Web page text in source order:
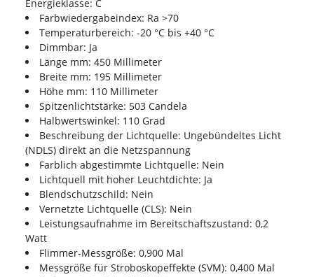
Energieklasse: C
Farbwiedergabeindex: Ra >70
Temperaturbereich: -20 °C bis +40 °C
Dimmbar: Ja
Länge mm: 450 Millimeter
Breite mm: 195 Millimeter
Höhe mm: 110 Millimeter
Spitzenlichtstärke: 503 Candela
Halbwertswinkel: 110 Grad
Beschreibung der Lichtquelle: Ungebündeltes Licht
(NDLS) direkt an die Netzspannung
Farblich abgestimmte Lichtquelle: Nein
Lichtquell mit hoher Leuchtdichte: Ja
Blendschutzschild: Nein
Vernetzte Lichtquelle (CLS): Nein
Leistungsaufnahme im Bereitschaftszustand: 0,2
Watt
Flimmer-Messgröße: 0,900 Mal
Messgröße für Stroboskopeffekte (SVM): 0,400 Mal